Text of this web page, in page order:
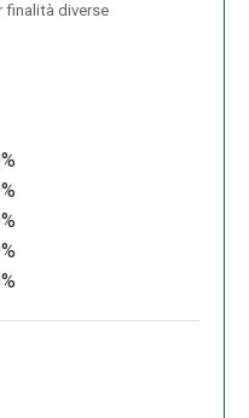
finalità diverse